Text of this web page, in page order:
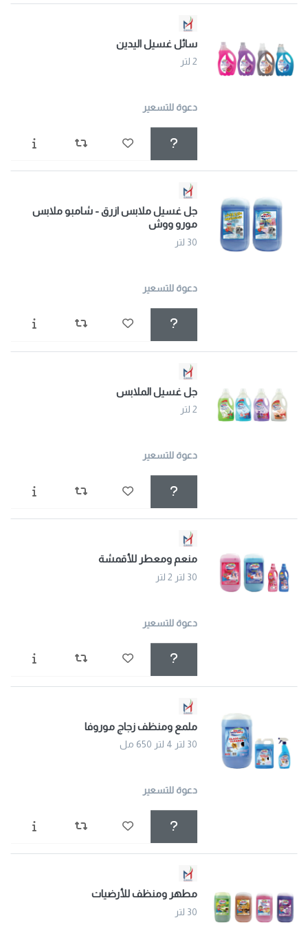
سائل غسيل اليدين
2 لتر
دعوة للتسعير
جل غسيل ملابس ازرق - شامبو ملابس
مورو ووش
30 لتر
دعوة للتسعير
جل غسيل الملابس
2 لتر
دعوة للتسعير
منعم ومعطر للأقمشة
30 لتر 2 لتر
دعوة للتسعير
ملمع ومنظف زجاج موروفا
30 لتر 4 لتر 650 مل
دعوة للتسعير
مطهر ومنظف للأرضيات
30 لتر